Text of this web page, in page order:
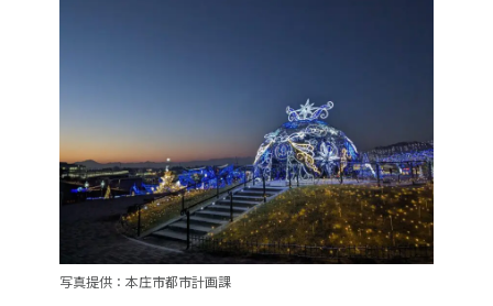
写真提供：本庄市都市計画課